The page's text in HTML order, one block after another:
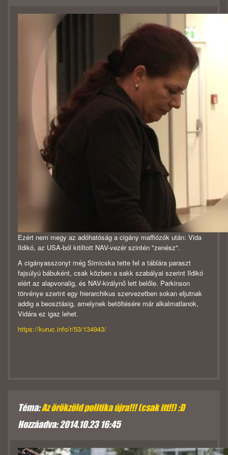
Ezért nem megy az adóhatóság a cigány maffiózók után: Vida
Ildikó, az USA-ból kitiltott NAV-vezér szintén "zenész".
A cigányasszonyt még Simicska tette fel a táblára paraszt
fajsúlyú bábuként, csak közben a sakk szabályai szerint Ildikó
elért az alapvonalig, és NAV-királynő lett belőle. Parkinson
törvénye szerint egy hierarchikus szervezetben sokan eljutnak
addig a beosztásig, amelynek betöltésére már alkalmatlanok,
Vidára ez igaz lehet.
https://kuruc.info/r/53/134943/
Téma:Az örökzöld politika újra!!! (csak itt!!) :D
Hozzáadva: 2014.10.23 16:45